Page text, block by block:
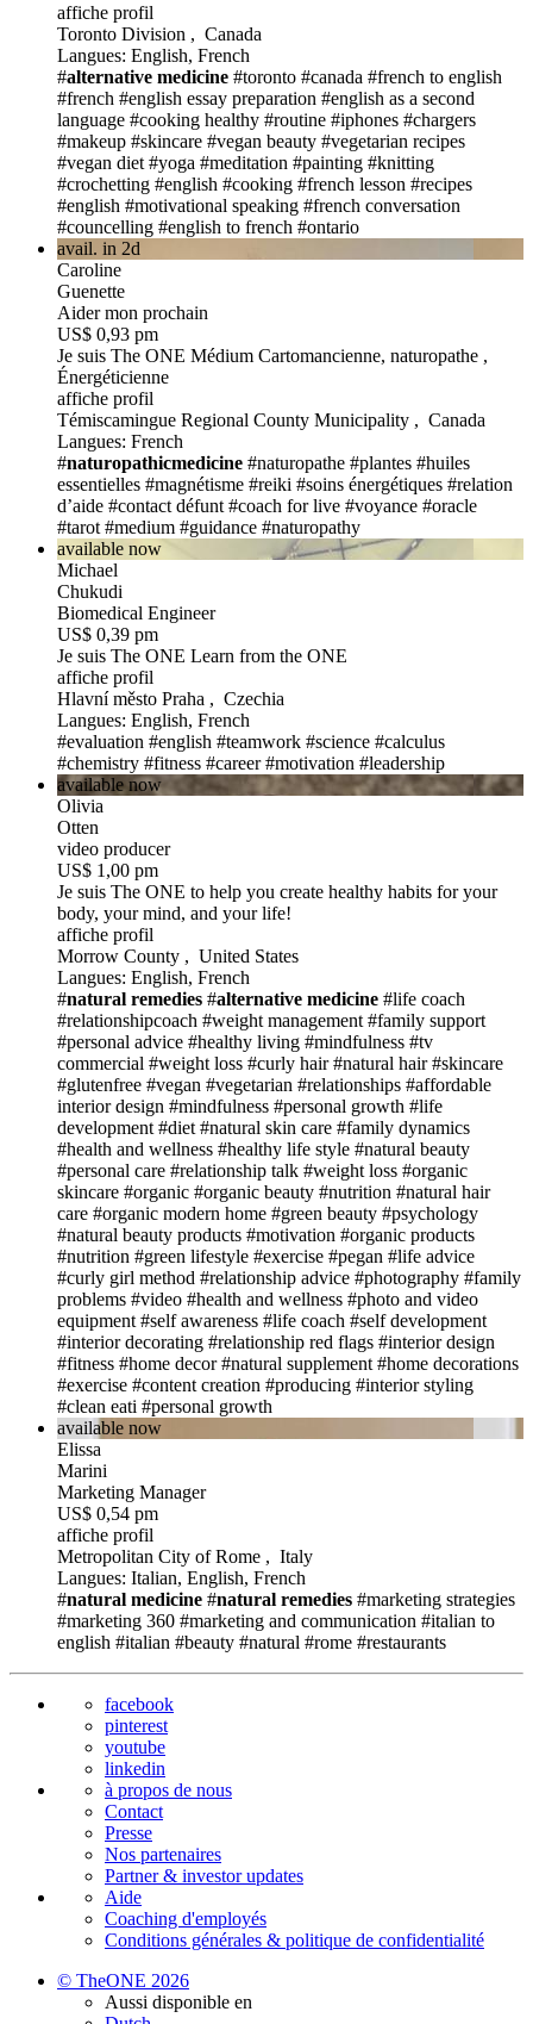
affiche profil
Toronto Division , Canada
Langues: English, French
#alternative medicine #toronto #canada #french to english
#french #english essay preparation #english as a second
language #cooking healthy #routine #iphones #chargers
#makeup #skincare #vegan beauty #vegetarian recipes
#vegan diet #yoga #meditation #painting #knitting
#crochetting #english #cooking #french lesson #recipes
#english #motivational speaking #french conversation
#councelling #english to french #ontario
avail. in 2d
Caroline
Guenette
Aider mon prochain
US$ 0,93 pm
Je suis The ONE Médium Cartomancienne, naturopathe ,
Énergéticienne
affiche profil
Témiscamingue Regional County Municipality , Canada
Langues: French
#naturopathicmedicine #naturopathe #plantes #huiles
essentielles #magnétisme #reiki #soins énergétiques #relation
d’aide #contact défunt #coach for live #voyance #oracle
#tarot #medium #guidance #naturopathy
available now
Michael
Chukudi
Biomedical Engineer
US$ 0,39 pm
Je suis The ONE Learn from the ONE
affiche profil
Hlavní město Praha , Czechia
Langues: English, French
#evaluation #english #teamwork #science #calculus
#chemistry #fitness #career #motivation #leadership
available now
Olivia
Otten
video producer
US$ 1,00 pm
Je suis The ONE to help you create healthy habits for your
body, your mind, and your life!
affiche profil
Morrow County , United States
Langues: English, French
#natural remedies #alternative medicine #life coach
#relationshipcoach #weight management #family support
#personal advice #healthy living #mindfulness #tv
commercial #weight loss #curly hair #natural hair #skincare
#glutenfree #vegan #vegetarian #relationships #affordable
interior design #mindfulness #personal growth #life
development #diet #natural skin care #family dynamics
#health and wellness #healthy life style #natural beauty
#personal care #relationship talk #weight loss #organic
skincare #organic #organic beauty #nutrition #natural hair
care #organic modern home #green beauty #psychology
#natural beauty products #motivation #organic products
#nutrition #green lifestyle #exercise #pegan #life advice
#curly girl method #relationship advice #photography #family
problems #video #health and wellness #photo and video
equipment #self awareness #life coach #self development
#interior decorating #relationship red flags #interior design
#fitness #home decor #natural supplement #home decorations
#exercise #content creation #producing #interior styling
#clean eati #personal growth
available now
Elissa
Marini
Marketing Manager
US$ 0,54 pm
affiche profil
Metropolitan City of Rome , Italy
Langues: Italian, English, French
#natural medicine #natural remedies #marketing strategies
#marketing 360 #marketing and communication #italian to
english #italian #beauty #natural #rome #restaurants
facebook
pinterest
youtube
linkedin
à propos de nous
Contact
Presse
Nos partenaires
Partner & investor updates
Aide
Coaching d'employés
Conditions générales & politique de confidentialité
© TheONE 2026
Aussi disponible en